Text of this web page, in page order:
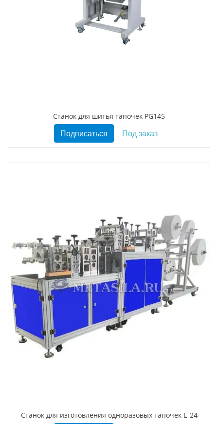
Станок для шитья тапочек PG145
Подписаться Под заказ
Станок для изготовления одноразовых тапочек E-24